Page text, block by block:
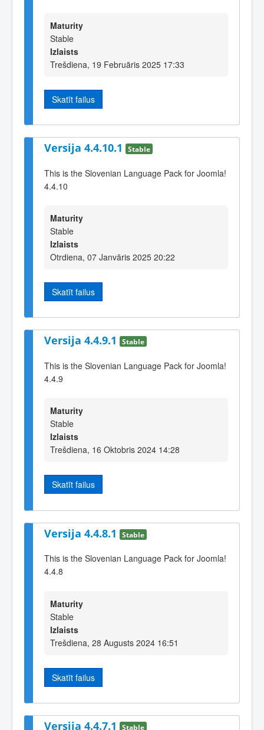
Maturity
Stable
Izlaists
Trešdiena, 19 Februāris 2025 17:33
Skatīt failus
Versija 4.4.10.1 Stable
This is the Slovenian Language Pack for Joomla!
4.4.10
Maturity
Stable
Izlaists
Otrdiena, 07 Janvāris 2025 20:22
Skatīt failus
Versija 4.4.9.1 Stable
This is the Slovenian Language Pack for Joomla!
4.4.9
Maturity
Stable
Izlaists
Trešdiena, 16 Oktobris 2024 14:28
Skatīt failus
Versija 4.4.8.1 Stable
This is the Slovenian Language Pack for Joomla!
4.4.8
Maturity
Stable
Izlaists
Trešdiena, 28 Augusts 2024 16:51
Skatīt failus
Versija 4.4.7.1 Stable